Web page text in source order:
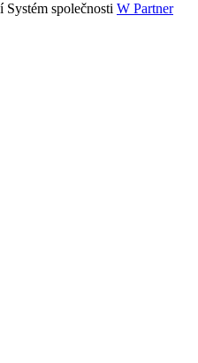
společnosti W Partner